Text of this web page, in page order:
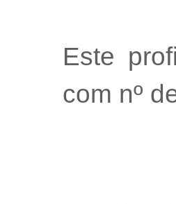
Este
com nº